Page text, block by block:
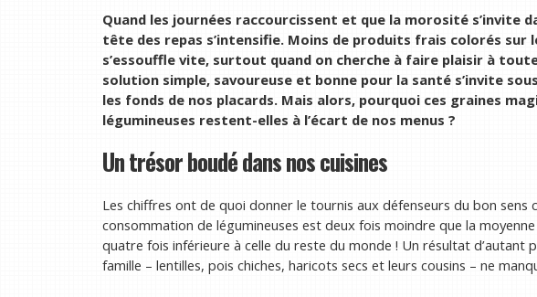
Quand les journées raccourcissent et que la morosité s’invite
tête des repas s’intensifie. Moins de produits frais colorés sur
s’essouffle vite, surtout quand on cherche à faire plaisir à
solution simple, savoureuse et bonne pour la santé s’invite
les fonds de nos placards. Mais alors, pourquoi ces graines
légumineuses restent-elles à l’écart de nos menus ?
Un trésor boudé dans nos cuisines
Les chiffres ont de quoi donner le tournis aux défenseurs du bon sens
consommation de légumineuses est deux fois moindre que la
quatre fois inférieure à celle du reste du monde ! Un résultat d’autant
famille – lentilles, pois chiches, haricots secs et leurs cousins – ne